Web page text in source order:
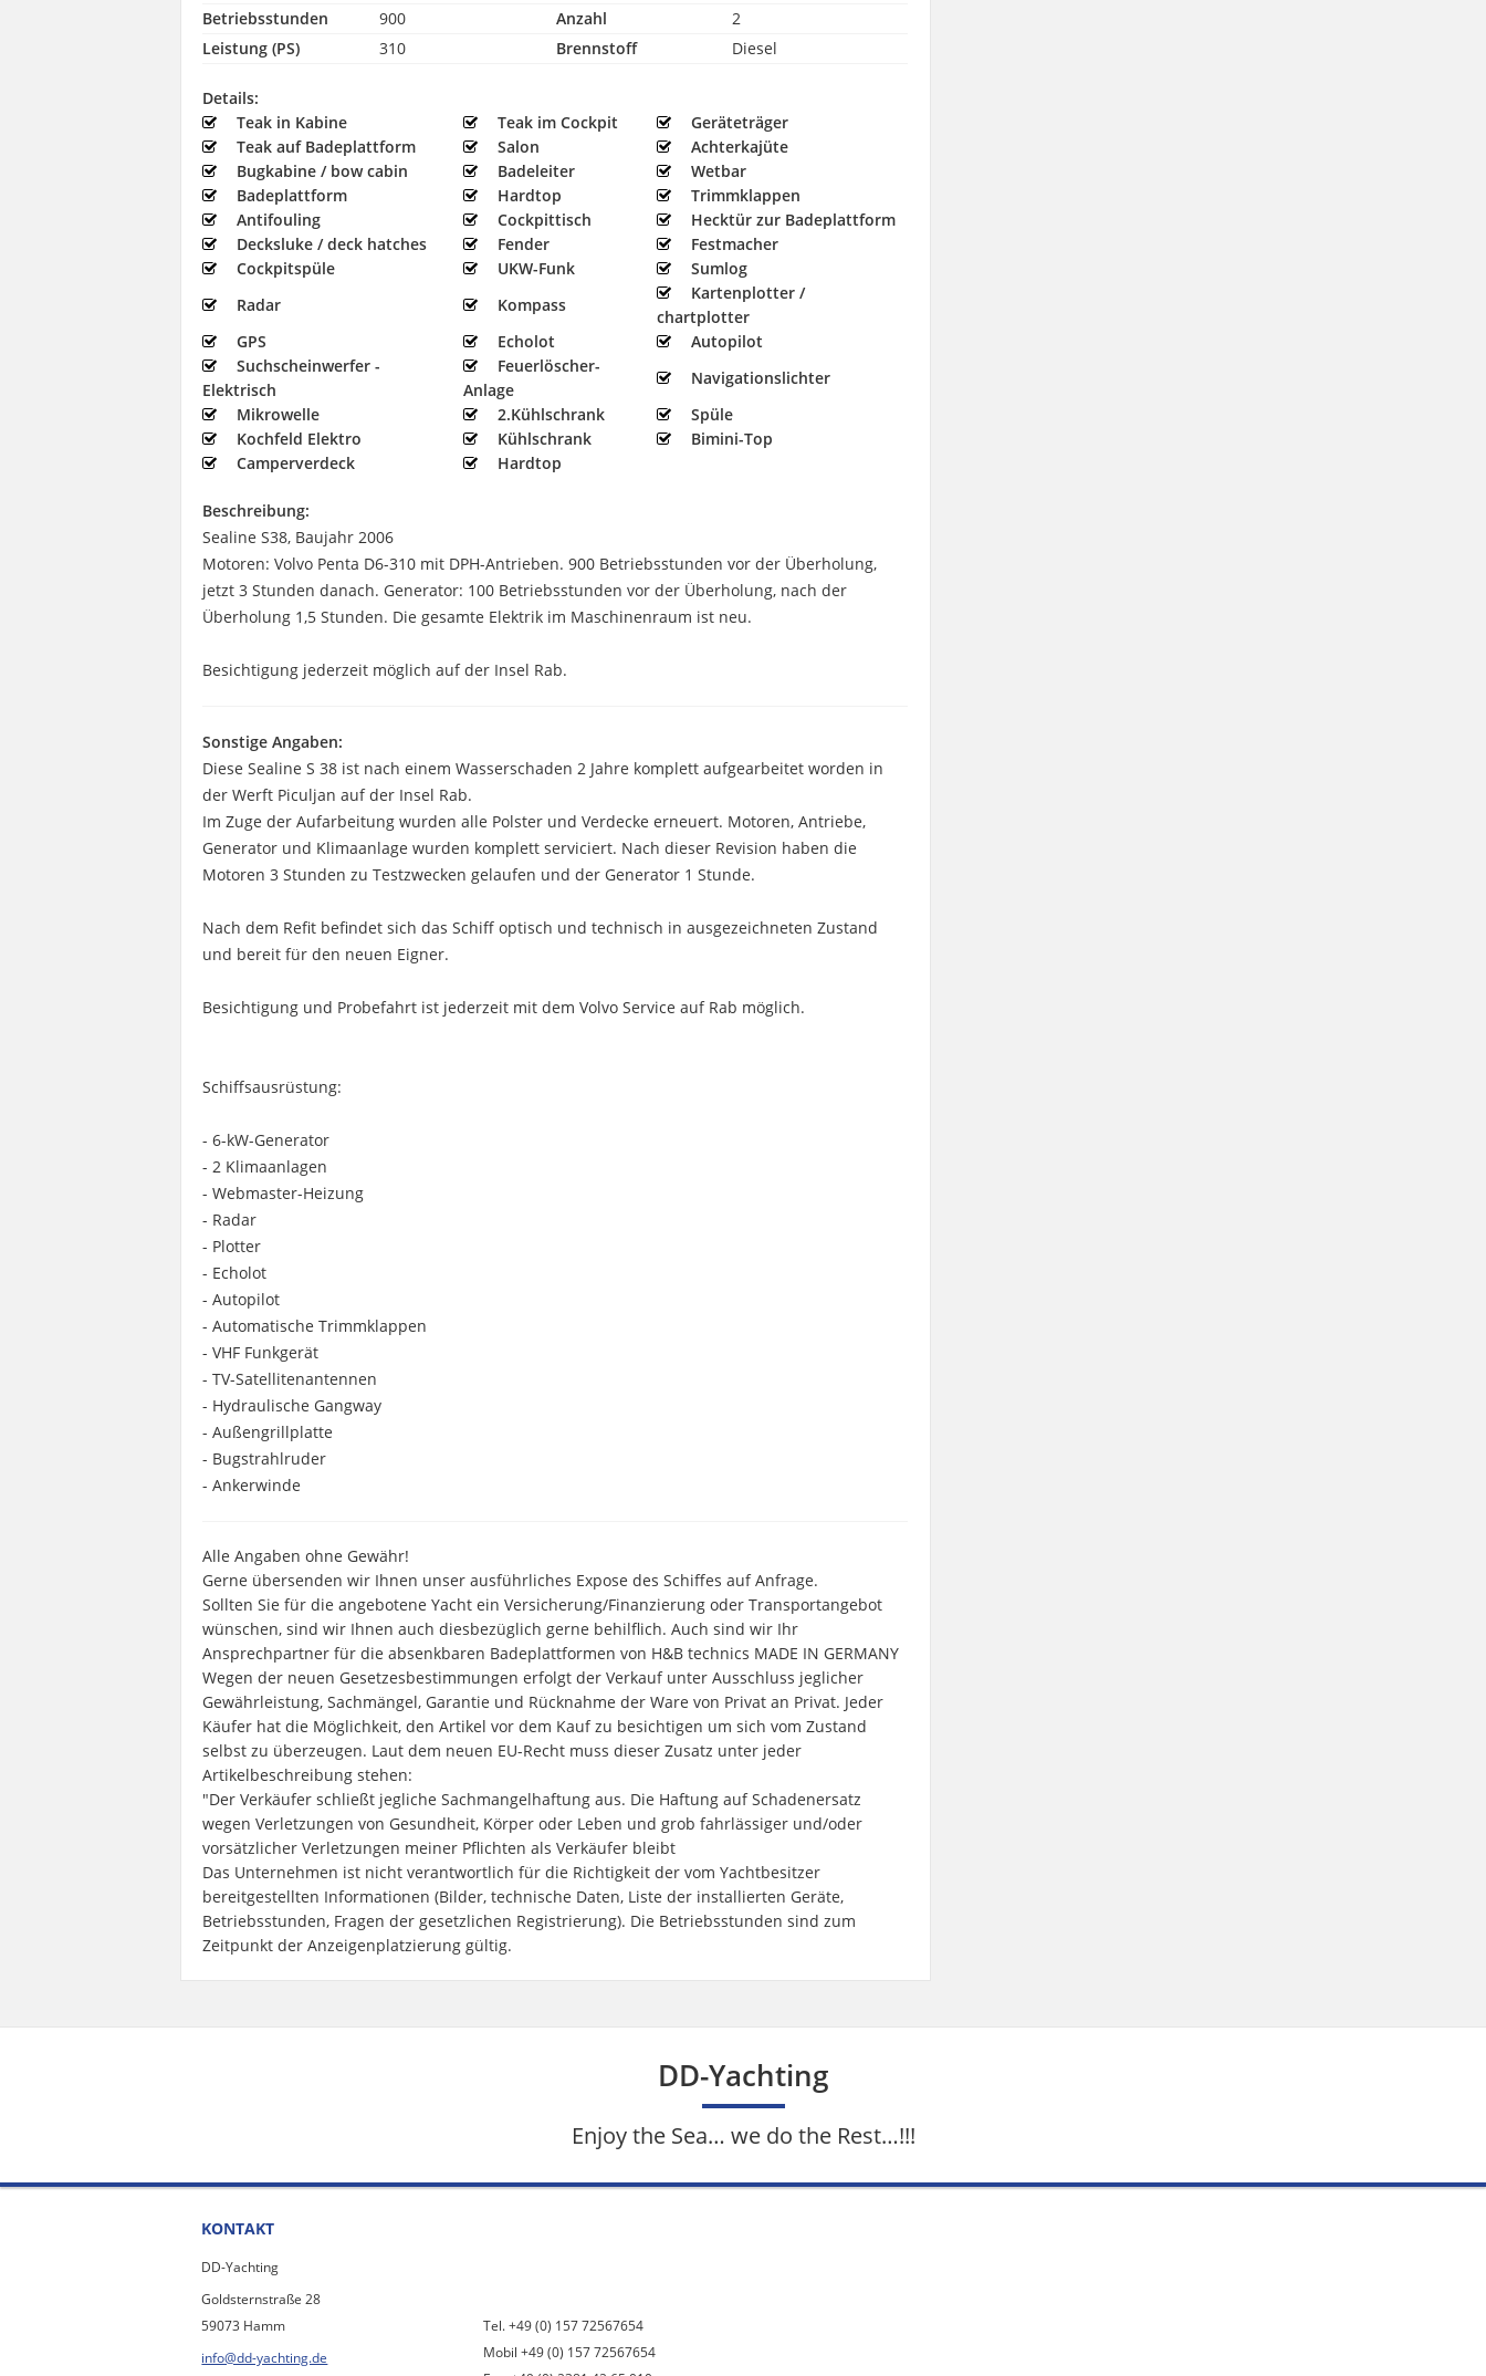
Betriebsstunden
900 Anzahl
2
Leistung (PS)
310 Brennstoff Diesel
Details:
Teak in Kabine
Teak im Cockpit
Geräteträger
Teak auf Badeplattform
Salon
Achterkajüte
Bugkabine / bow cabin
Badeleiter
Wetbar
Badeplattform
Hardtop
Trimmklappen
Antifouling
Cockpittisch
Hecktür zur Badeplattform
Decksluke / deck hatches
Fender
Festmacher
Cockpitspüle
UKW-Funk
Sumlog
Radar
Kompass
Kartenplotter /
chartplotter
GPS
Echolot
Autopilot
Suchscheinwerfer -
Elektrisch
Feuerlöscher-
Anlage
Navigationslichter
Mikrowelle
2.Kühlschrank
Spüle
Kochfeld Elektro
Kühlschrank
Bimini-Top
Camperverdeck
Hardtop
Beschreibung:
Sealine S38, Baujahr 2006
Motoren: Volvo Penta D6-310 mit DPH-Antrieben. 900 Betriebsstunden vor der Überholung,
jetzt 3 Stunden danach. Generator: 100 Betriebsstunden vor der Überholung, nach der
Überholung 1,5 Stunden. Die gesamte Elektrik im Maschinenraum ist neu.
Besichtigung jederzeit möglich auf der Insel Rab.
Sonstige Angaben:
Diese Sealine S 38 ist nach einem Wasserschaden 2 Jahre komplett aufgearbeitet worden in
der Werft Piculjan auf der Insel Rab.
Im Zuge der Aufarbeitung wurden alle Polster und Verdecke erneuert. Motoren, Antriebe,
Generator und Klimaanlage wurden komplett serviciert. Nach dieser Revision haben die
Motoren 3 Stunden zu Testzwecken gelaufen und der Generator 1 Stunde.
Nach dem Refit befindet sich das Schiff optisch und technisch in ausgezeichneten Zustand
und bereit für den neuen Eigner.
Besichtigung und Probefahrt ist jederzeit mit dem Volvo Service auf Rab möglich.
Schiffsausrüstung:
- 6-kW-Generator
- 2 Klimaanlagen
- Webmaster-Heizung
- Radar
- Plotter
- Echolot
- Autopilot
- Automatische Trimmklappen
- VHF Funkgerät
- TV-Satellitenantennen
- Hydraulische Gangway
- Außengrillplatte
- Bugstrahlruder
- Ankerwinde
Alle Angaben ohne Gewähr!
Gerne übersenden wir Ihnen unser ausführliches Expose des Schiffes auf Anfrage.
Sollten Sie für die angebotene Yacht ein Versicherung/Finanzierung oder Transportangebot
wünschen, sind wir Ihnen auch diesbezüglich gerne behilflich. Auch sind wir Ihr
Ansprechpartner für die absenkbaren Badeplattformen von H&B technics MADE IN GERMANY
Wegen der neuen Gesetzesbestimmungen erfolgt der Verkauf unter Ausschluss jeglicher
Gewährleistung, Sachmängel, Garantie und Rücknahme der Ware von Privat an Privat. Jeder
Käufer hat die Möglichkeit, den Artikel vor dem Kauf zu besichtigen um sich vom Zustand
selbst zu überzeugen. Laut dem neuen EU-Recht muss dieser Zusatz unter jeder
Artikelbeschreibung stehen:
"Der Verkäufer schließt jegliche Sachmangelhaftung aus. Die Haftung auf Schadenersatz
wegen Verletzungen von Gesundheit, Körper oder Leben und grob fahrlässiger und/oder
vorsätzlicher Verletzungen meiner Pflichten als Verkäufer bleibt
Das Unternehmen ist nicht verantwortlich für die Richtigkeit der vom Yachtbesitzer
bereitgestellten Informationen (Bilder, technische Daten, Liste der installierten Geräte,
Betriebsstunden, Fragen der gesetzlichen Registrierung). Die Betriebsstunden sind zum
Zeitpunkt der Anzeigenplatzierung gültig.
DD-Yachting
Enjoy the Sea… we do the Rest…!!!
KONTAKT
DD-Yachting
Goldsternstraße 28
59073 Hamm
info@dd-yachting.de
Tel. +49 (0) 157 72567654
Mobil +49 (0) 157 72567654